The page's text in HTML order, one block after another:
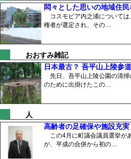
悶々とした思いの地域住
コスモピア内之浦については
権者が選定され、その…
おおすみ雑記
日本最古？ 吾平山上陵参
先日、吾平山上陵公園の清
のために出掛けたこの…
人
高齢者の足確保や施設充
この4月に町議会議員選挙が
が、平成の合併から初の…